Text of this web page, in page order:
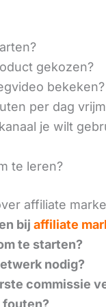
gekozen?
bekeken?
per dag
je wilt
te leren?
affiliate
bijaffiliate
te starten?
nodig?
commissie
fouten?